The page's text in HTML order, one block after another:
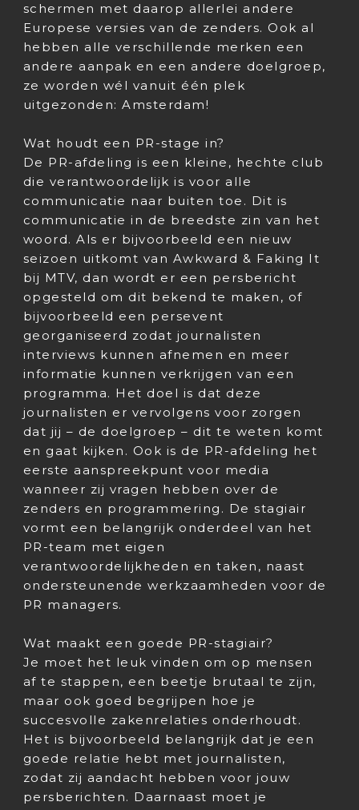
schermen met daarop allerlei andere
Europese versies van de zenders. Ook al
hebben alle verschillende merken een
andere aanpak en een andere doelgroep,
ze worden wél vanuit één plek
uitgezonden: Amsterdam!
Wat houdt een PR-stage in?
De PR-afdeling is een kleine, hechte club
die verantwoordelijk is voor alle
communicatie naar buiten toe. Dit is
communicatie in de breedste zin van het
woord. Als er bijvoorbeeld een nieuw
seizoen uitkomt van Awkward & Faking It
bij MTV, dan wordt er een persbericht
opgesteld om dit bekend te maken, of
bijvoorbeeld een persevent
georganiseerd zodat journalisten
interviews kunnen afnemen en meer
informatie kunnen verkrijgen van een
programma. Het doel is dat deze
journalisten er vervolgens voor zorgen
dat jij – de doelgroep – dit te weten komt
en gaat kijken. Ook is de PR-afdeling het
eerste aanspreekpunt voor media
wanneer zij vragen hebben over de
zenders en programmering. De stagiair
vormt een belangrijk onderdeel van het
PR-team met eigen
verantwoordelijkheden en taken, naast
ondersteunende werkzaamheden voor de
PR managers.
Wat maakt een goede PR-stagiair?
Je moet het leuk vinden om op mensen
af te stappen, een beetje brutaal te zijn,
maar ook goed begrijpen hoe je
succesvolle zakenrelaties onderhoudt.
Het is bijvoorbeeld belangrijk dat je een
goede relatie hebt met journalisten,
zodat zij aandacht hebben voor jouw
persberichten. Daarnaast moet je